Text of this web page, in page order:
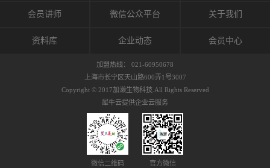
括：1）面料的伸展率、回缩率、纤维的刺激
能会给皮肤带来过度的刺激，从而引起过敏瘙
因子级联；细胞因子的连锁反应）。 如果这种
者甚至提供不需要的物质。 因此，身体所需的
自然愈合能力不仅不能发挥作用，反而会造成
恶化的环境。Kinesio肌内效贴的作用，就是解
决这些问题。 KinesioTaping ® （Kinesio贴扎
疗法）的概念是空（空间），动（流动），冷
（抑制热的上升），为了实现这些，贴布的质
作出来。 特别地，Kinesio Medical
Tappling®（Kinesio医疗贴扎）通过从皮肤表面
长时间给予适...
内流通，有助于细胞的再生和恢复。“1”“雪花”
周围进行轻柔的刺激，改善受影响的关节和肌
到辅助修复损伤组织的作用。对组织的营养供
膜，韧带和关节周围皮下组织的关节囊。 流
体力学理论加濑博士-Kinesio肌内效贴布的发明
人流体力学理论是以对日常生活产生反复影响
的纤细筋膜的性质为焦点。 筋膜容易受到外部
会员讲师 微信公众平台 关于我们
资料库 企业动态 会员中心
加盟热线： 021-60950678
上海市长宁区天山路600弄1号3007
Copyright © 2017加濑生物科技.All Rights Reserved
犀牛云提供企业云服务
微信二维码 官方微信